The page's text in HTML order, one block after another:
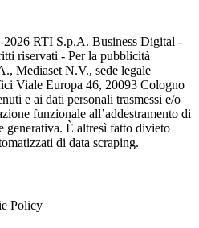
2026 RTI S.p.A. Business Digital -
riservati - Per la pubblicità
Mediaset N.V., sede legale
Viale Europa 46, 20093 Cologno
e ai dati personali trasmessi e/o
funzionale all’addestramento di
generativa. È altresì fatto divieto
di data scraping.
Policy